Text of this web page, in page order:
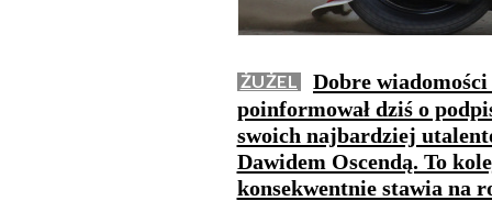
ŻUŻEL
Dobre
poinformował dziś o
swoich najbardziej
Dawidem Oscendą. To
konsekwentnie stawia na